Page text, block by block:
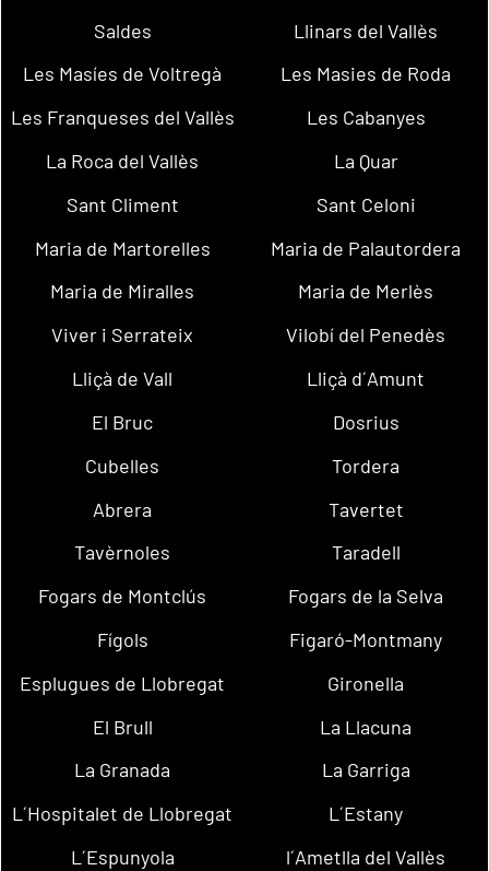
Saldes
Llinars del Vallès
Les Masíes de Voltregà
Les Masies de Roda
Les Franqueses del Vallès
Les Cabanyes
La Roca del Vallès
La Quar
Sant Climent
Sant Celoni
Maria de Martorelles
Maria de Palautordera
Maria de Miralles
Maria de Merlès
Viver i Serrateix
Vilobí del Penedès
Lliçà de Vall
Lliçà d´Amunt
El Bruc
Dosrius
Cubelles
Tordera
Abrera
Tavertet
Tavèrnoles
Taradell
Fogars de Montclús
Fogars de la Selva
Fígols
Figaró-Montmany
Esplugues de Llobregat
Gironella
El Brull
La Llacuna
La Granada
La Garriga
L´Hospitalet de Llobregat
L´Estany
L´Espunyola
l´Ametlla del Vallès